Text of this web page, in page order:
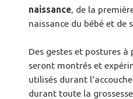
naissance, de la
naissance du bébé et de
Des gestes et postures
seront montrés et
utilisés durant
durant toute la